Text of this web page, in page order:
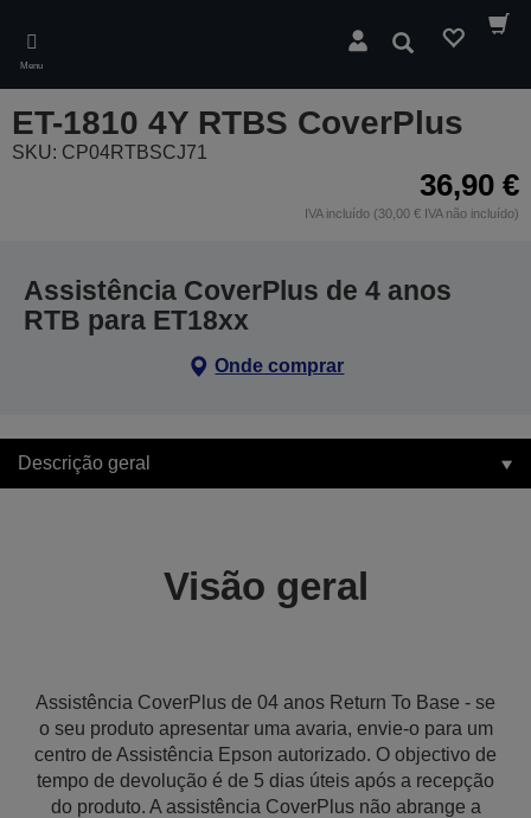
main
content
Menu
Pesquisar
ET-1810 4Y RTBS CoverPlus
SKU: CP04RTBSCJ71
36,90 €
IVA incluído (30,00 € IVA não incluído)
Assistência CoverPlus de 4 anos
RTB para ET18xx
Onde comprar
Descrição geral
Visão geral
Assistência CoverPlus de 04 anos Return To Base - se
o seu produto apresentar uma avaria, envie-o para um
centro de Assistência Epson autorizado. O objectivo de
tempo de devolução é de 5 dias úteis após a recepção
do produto. A assistência CoverPlus não abrange a